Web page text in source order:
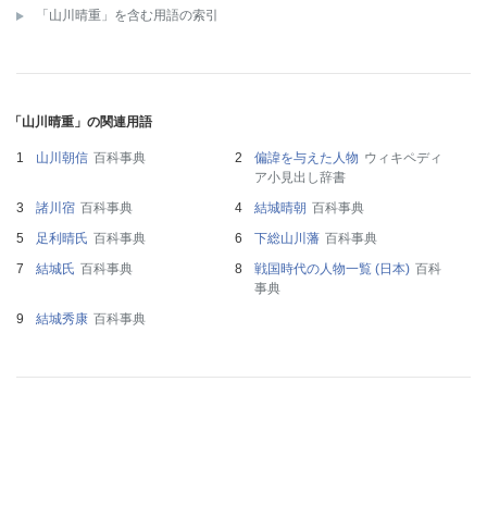
「山川晴重」を含む用語の索引
「山川晴重」の関連用語
山川朝信 百科事典 偏諱を与えた人物 ウィキペディ
ア小見出し辞書
諸川宿 百科事典 結城晴朝 百科事典
足利晴氏 百科事典 下総山川藩 百科事典
結城氏 百科事典 戦国時代の人物一覧 (日本) 百科
事典
結城秀康 百科事典